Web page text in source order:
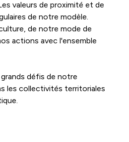
valeurs de proximité et de
de notre modèle.
de notre mode de
actions avec l'ensemble
défis de notre
les collectivités territoriales